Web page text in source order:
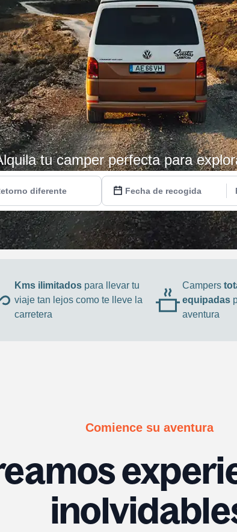
tu camper perfecta para
diferente Fecha de recogida
Kms ilimitadospara llevar tu
viaje tan lejos como te lleve la
carretera
Campers
equipadas
aventura
Comience su aventura